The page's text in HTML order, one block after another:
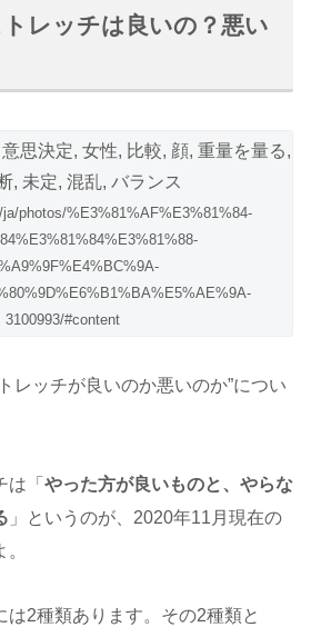
レッチは良いの？悪い
photos/%E3%81%AF%E3%81%84-
3100993/#content
レッチが良いのか悪いのか”につい
「 やった方が良いものと、やらな
」というのが、2020年11月現在の
は2種類あります。その2種類と